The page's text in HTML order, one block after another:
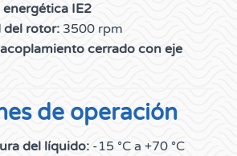
IE2
del rotor: 3500 rpm
acoplamiento cerrado con eje
de operación
del líquido: -15 °C a +70 °C